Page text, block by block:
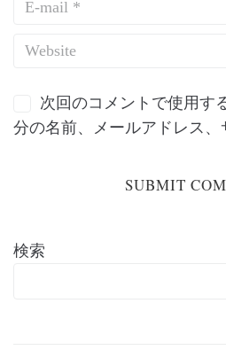
次回のコメントで使用す
分の名前、メールアドレス、
検索